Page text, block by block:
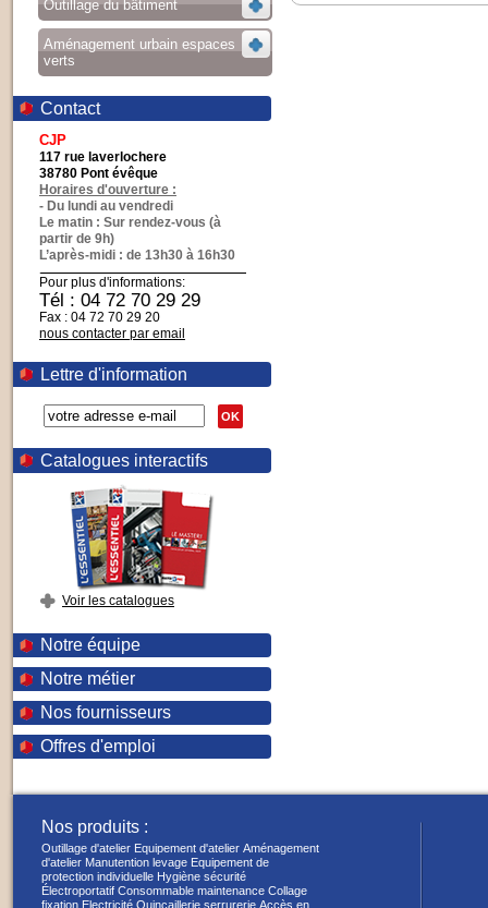
Outillage du bâtiment
Aménagement urbain espaces
verts
Contact
CJP
117 rue laverlochere
38780 Pont évêque
Horaires d'ouverture :
- Du lundi au vendredi
Le matin : Sur rendez-vous (à
partir de 9h)
L’après-midi : de 13h30 à 16h30
Pour plus d'informations:
Tél : 04 72 70 29 29
Fax : 04 72 70 29 20
nous contacter par email
Lettre d'information
OK
Catalogues interactifs
Voir les catalogues
Notre équipe
Notre métier
Nos fournisseurs
Offres d'emploi
Nos produits :
Outillage d'atelier Equipement d'atelier Aménagement
d'atelier Manutention levage Equipement de
protection individuelle Hygiène sécurité
Électroportatif Consommable maintenance Collage
fixation Electricité Quincaillerie serrurerie Accès en